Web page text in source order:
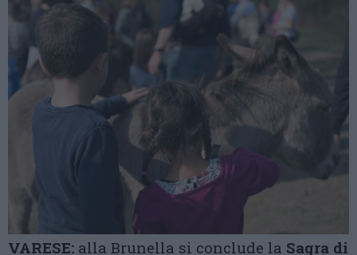
VARESE: alla Brunella si conclude la Sagra di